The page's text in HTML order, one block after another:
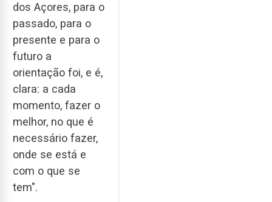
dos Açores, para o
passado, para o
presente e para o
futuro a
orientação foi, e é,
clara: a cada
momento, fazer o
melhor, no que é
necessário fazer,
onde se está e
com o que se
tem".